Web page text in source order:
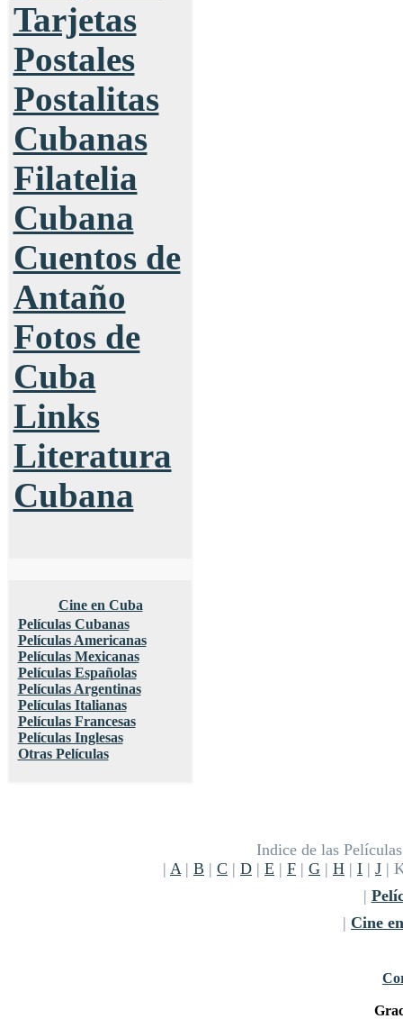
Tarjetas
Postales
Postalitas
Cubanas
Filatelia
Cubana
Cuentos de
Antaño
Fotos de
Cuba
Links
Literatura
Cubana
Cine en Cuba
Películas Cubanas
Películas Americanas
Películas Mexicanas
Películas Españolas
Películas Argentinas
Películas Italianas
Películas Francesas
Películas Inglesas
Otras Películas
Indice de las
| A| B | C | D | E | F | G | H | I | J |
|
| Cine